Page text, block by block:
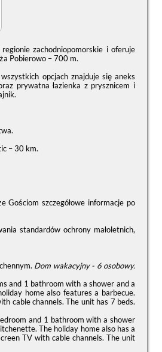
zachodniopomorskie i oferuje
Pobierowo – 700 m.
opcjach znajduje się aneks
prywatna łazienka z prysznicem i
– 30 km.
Gościom szczegółowe informacje po
standardów ochrony małoletnich,
Dom wakacyjny - 6 osobowy.
and 1 bathroom with a shower and a
home also features a barbecue.
cable channels. The unit has 7 beds.
and 1 bathroom with a shower
The holiday home also has a
TV with cable channels. The unit